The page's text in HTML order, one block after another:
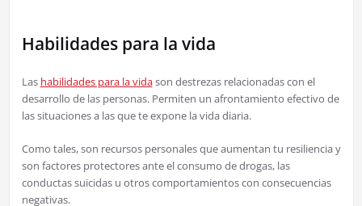
Habilidades para la vida
Las habilidades para la vidason destrezas relacionadas con el
desarrollo de las personas. Permiten un afrontamiento efectivo de
las situaciones a las que te expone la vida diaria.
Como tales, son recursos personales que aumentan tu resiliencia y
son factores protectores ante el consumo de drogas, las
conductas suicidas u otros comportamientos con consecuencias
negativas.